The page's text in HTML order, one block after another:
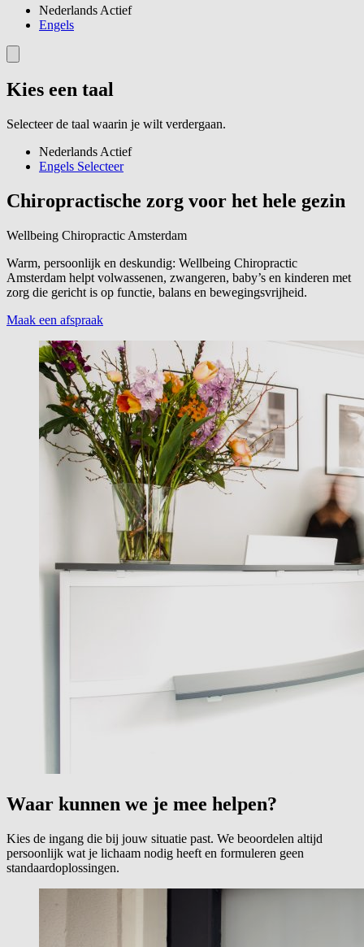
Nederlands Actief
Engels
Kies een taal
Selecteer de taal waarin je wilt verdergaan.
Nederlands Actief
Engels Selecteer
Chiropractische zorg voor het hele gezin
Wellbeing Chiropractic Amsterdam
Warm, persoonlijk en deskundig: Wellbeing Chiropractic
Amsterdam helpt volwassenen, zwangeren, baby’s en kinderen met
zorg die gericht is op functie, balans en bewegingsvrijheid.
Maak een afspraak
Waar kunnen we je mee helpen?
Kies de ingang die bij jouw situatie past. We beoordelen altijd
persoonlijk wat je lichaam nodig heeft en formuleren geen
standaardoplossingen.